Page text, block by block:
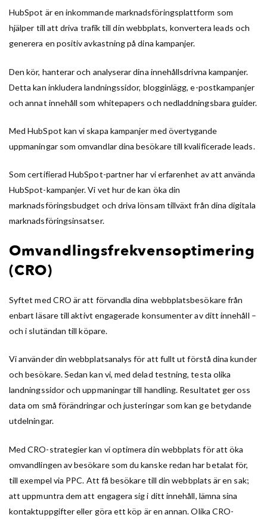
HubSpot är en inkommande marknadsföringsplattform som
hjälper till att driva trafik till din webbplats, konvertera leads och
generera en positiv avkastning på dina kampanjer.
Den kör, hanterar och analyserar dina innehållsdrivna kampanjer.
Detta kan inkludera landningssidor, blogginlägg, e-postkampanjer
och annat innehåll som whitepapers och nedladdningsbara guider.
Med HubSpot kan vi skapa kampanjer med övertygande
uppmaningar som omvandlar dina besökare till kvalificerade leads.
Som certifierad HubSpot-partner har vi erfarenhet av att använda
HubSpot-kampanjer. Vi vet hur de kan öka din
marknadsföringsbudget och driva lönsam tillväxt från dina digitala
marknadsföringsinsatser.
Omvandlingsfrekvensoptimering
(CRO)
Syftet med CRO är att förvandla dina webbplatsbesökare från
enbart läsare till aktivt engagerade konsumenter av ditt innehåll –
och i slutändan till köpare.
Vi använder din webbplatsanalys för att fullt ut förstå dina kunder
och besökare. Sedan kan vi, med delad testning, testa olika
landningssidor och uppmaningar till handling. Resultatet ger oss
data om små förändringar och justeringar som kan ge betydande
utdelningar.
Med CRO-strategier kan vi optimera din webbplats för att öka
omvandlingen av besökare som du kanske redan har betalat för,
till exempel via PPC. Att få besökare till din webbplats är en sak;
att uppmuntra dem att engagera sig i ditt innehåll, lämna sina
kontaktuppgifter eller göra ett köp är en annan. Olika CRO-